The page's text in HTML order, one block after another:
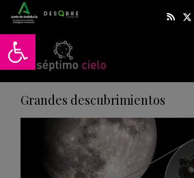
Abrir barra de herramientas
Grandes descubrimientos